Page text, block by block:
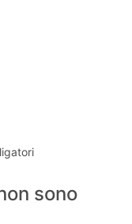
sono